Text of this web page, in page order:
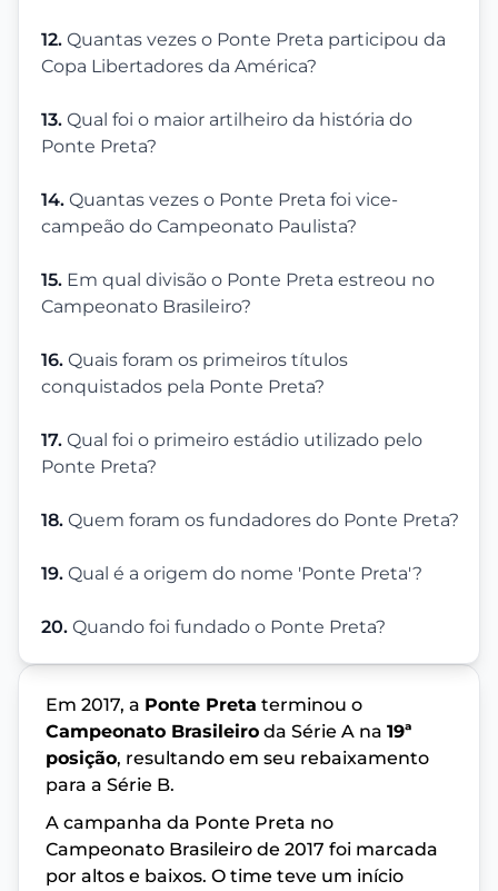
12. Quantas vezes o Ponte Preta participou da
Copa Libertadores da América?
13. Qual foi o maior artilheiro da história do
Ponte Preta?
14. Quantas vezes o Ponte Preta foi vice-
campeão do Campeonato Paulista?
15. Em qual divisão o Ponte Preta estreou no
Campeonato Brasileiro?
16. Quais foram os primeiros títulos
conquistados pela Ponte Preta?
17. Qual foi o primeiro estádio utilizado pelo
Ponte Preta?
18. Quem foram os fundadores do Ponte Preta?
19. Qual é a origem do nome 'Ponte Preta'?
20. Quando foi fundado o Ponte Preta?
Em 2017, a Ponte Preta terminou o
Campeonato Brasileiro da Série A na 19ª
posição, resultando em seu rebaixamento
para a Série B.
A campanha da Ponte Preta no
Campeonato Brasileiro de 2017 foi marcada
por altos e baixos. O time teve um início